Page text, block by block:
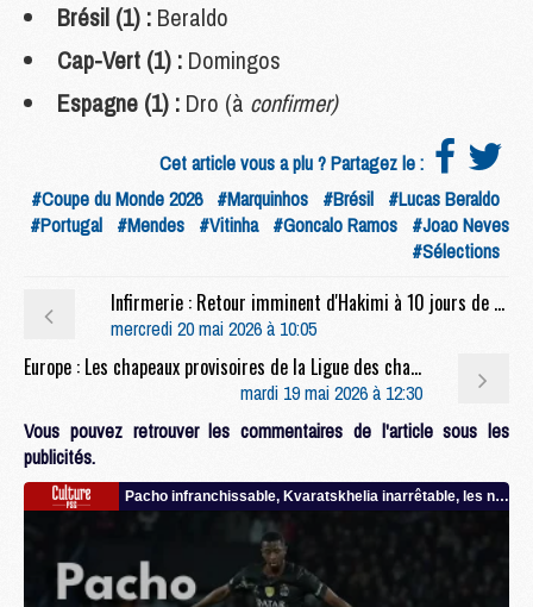
Brésil (1) : Beraldo
Cap-Vert (1) : Domingos
Espagne (1) : Dro (à confirmer)
Cet article vous a plu ? Partagez le :
#Coupe du Monde 2026 #Marquinhos #Brésil #Lucas Beraldo
#Portugal #Mendes #Vitinha #Goncalo Ramos #Joao Neves
#Sélections
Infirmerie : Retour imminent d'Hakimi à 10 jours de PSG/Arsenal
mercredi 20 mai 2026 à 10:05
Europe : Les chapeaux provisoires de la Ligue des champions 2026/27
mardi 19 mai 2026 à 12:30
Vous pouvez retrouver les commentaires de l'article sous les
publicités.